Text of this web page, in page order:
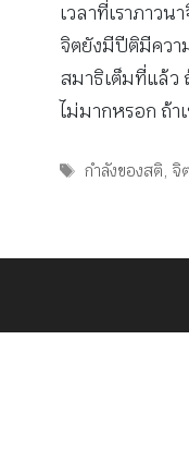
เวลาที่เราภาว
จิตยังมีปีติมีควา
สมาธิเต็มที่แล้ว
ไม่มากหรอก ถ้า
Tags
กำลังของสติ, จิ